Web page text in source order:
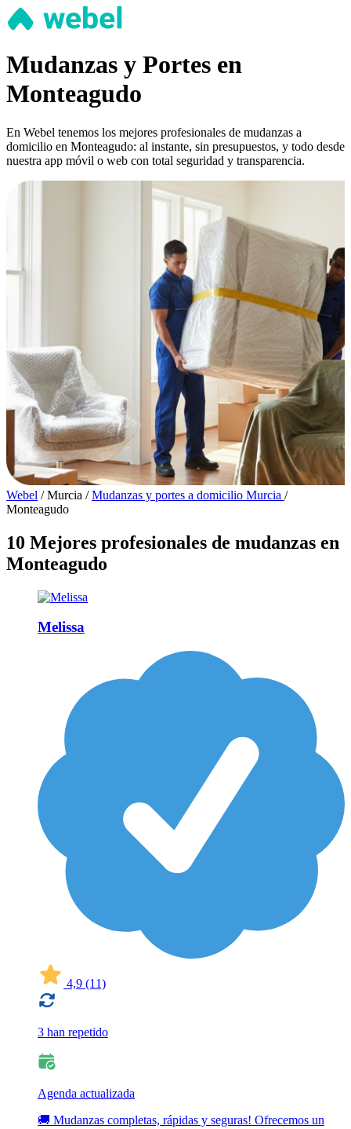
Mudanzas y Portes en
Monteagudo
En Webel tenemos los mejores profesionales de mudanzas a
domicilio en Monteagudo: al instante, sin presupuestos, y todo desde
nuestra app móvil o web con total seguridad y transparencia.
Webel / Murcia / Mudanzas y portes a domicilio Murcia /
Monteagudo
10 Mejores profesionales de mudanzas en
Monteagudo
Melissa
4,9 (11)
3 han repetido
Agenda actualizada
🚚 Mudanzas completas, rápidas y seguras! Ofrecemos un